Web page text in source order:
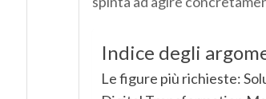
Indice degli
Le figure più richieste: